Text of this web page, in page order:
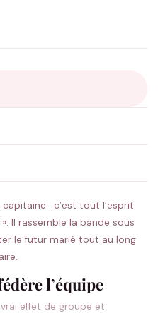
✨
✅ Validation avant fabrication
: c’est tout l’esprit
Il rassemble la bande sous
le futur marié tout au long
l’équipe
effet de groupe et